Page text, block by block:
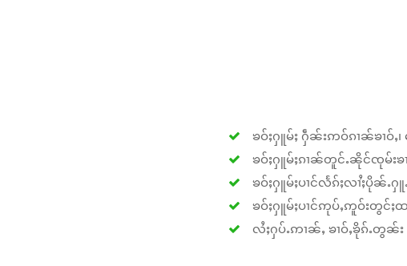
ၶဝ်ႈႁူမ်ႈ ႁဵၼ်းဢဝ်ၵၢၼ်ၶၢဝ်ႇ
ၶဝ်ႈႁူမ်ႈၵၢၼ်တူင်ႉၼိုင်ၸုမ်းၶ
ၶဝ်ႈႁူမ်ႈပၢင်လႅၵ်ႈလၢႆႈပိုၼ်ႉ
ၶဝ်ႈႁူမ်ႈပၢင်ဢုပ်ႇဢူဝ်းတွင်ႈထၢ
လႆႈႁပ်ႉဢၢၼ်ႇ ၶၢဝ်ႇၶိုၵ်ႉတွ